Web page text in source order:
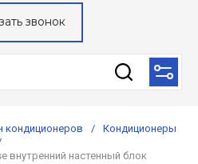
звонок
кондиционеров /
Кондиционеры
внутренний настенный блок